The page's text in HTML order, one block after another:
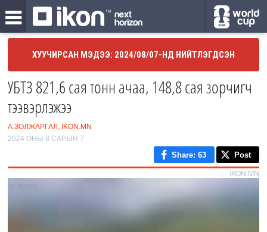
ХУУЧИРСАН МЭДЭЭ: 2024/08/07-НД НИЙТЛЭГДСЭН
УБТЗ 821,6 сая тонн ачаа, 148,8 сая зорчигч
тээвэрлэжээ
А.ЗОЛЖАРГАЛ, IKON.MN
2024 ОНЫ 8 САРЫН 7
Share: 63 Post
IKON.MN